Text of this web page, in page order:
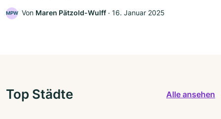
MPW Von Maren Pätzold-Wulff ‧ 16. Januar 2025
Top Städte Alle ansehen